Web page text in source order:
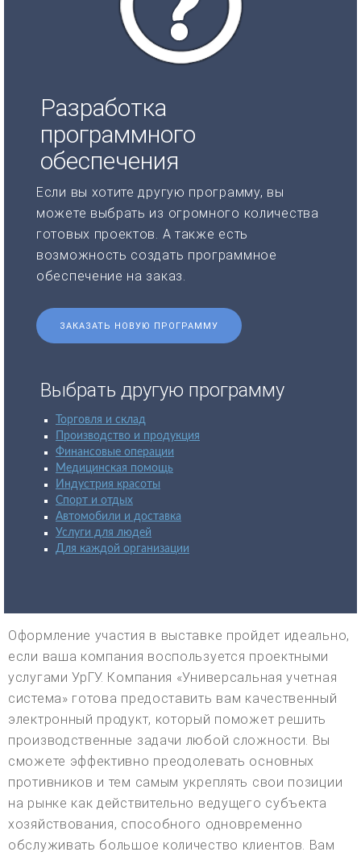
Разработка
программного
обеспечения
Если вы хотите другую программу, вы
можете выбрать из огромного количества
готовых проектов. А также есть
возможность создать программное
обеспечение на заказ.
ЗАКАЗАТЬ НОВУЮ ПРОГРАММУ
Выбрать другую программу
Торговля и склад
Производство и продукция
Финансовые операции
Медицинская помощь
Индустрия красоты
Спорт и отдых
Автомобили и доставка
Услуги для людей
Для каждой организации
Оформление участия в выставке пройдет идеально,
если ваша компания воспользуется проектными
услугами УрГУ. Компания «Универсальная учетная
система» готова предоставить вам качественный
электронный продукт, который поможет решить
производственные задачи любой сложности. Вы
сможете эффективно преодолевать основных
противников и тем самым укреплять свои позиции
на рынке как действительно ведущего субъекта
хозяйствования, способного одновременно
обслуживать большое количество клиентов. Вам